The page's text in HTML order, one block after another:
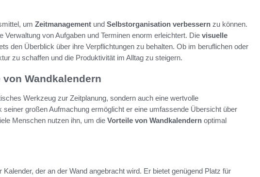
um Zeitmanagement und Selbstorganisation verbessern zu können.
von Aufgaben und Terminen enorm erleichtert. Die visuelle
den Überblick über ihre Verpflichtungen zu behalten. Ob im beruflichen oder
zu schaffen und die Produktivität im Alltag zu steigern.
Wandkalendern
Werkzeug zur Zeitplanung, sondern auch eine wertvolle
seiner großen Aufmachung ermöglicht er eine umfassende Übersicht über
Menschen nutzen ihn, um die Vorteile von Wandkalendern optimal
der an der Wand angebracht wird. Er bietet genügend Platz für